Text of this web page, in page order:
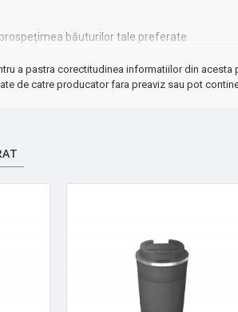
băuturilor tale preferate
- ideal pentru birou, călătorii sau activități
utilizare îndelungată ⚡
a pastra corectitudinea informatiilor din
de catre producator fara preaviz sau pot